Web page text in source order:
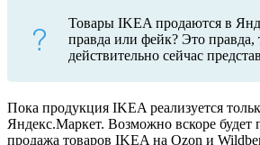
Товары IKEA продаются в
правда или фейк? Это правда,
действительно сейчас
Пока продукция IKEA реализуется
Яндекс.Маркет. Возможно вскоре будет
продажа товаров IKEA на Ozon и